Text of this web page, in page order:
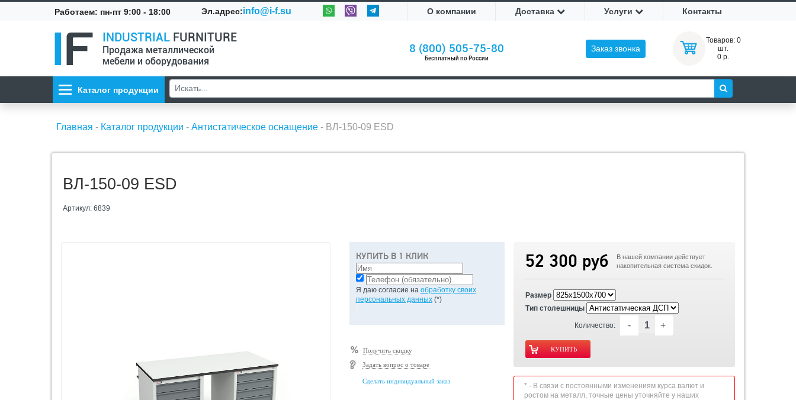
Работаем: пн-пт 9:00 - 18:00 Эл.адрес:info@i-f.su О компании Доставка Услуги Контакты
INDUSTRIAL FURNITURE
Продажа металлической
мебели и оборудования
8 (800) 505-75-80
Бесплатный по России
Заказ звонка
Товаров: 0
шт.
0 р.
Каталог продукции
Главная - Каталог продукции - Антистатическое оснащение - ВЛ-150-09 ESD
ВЛ-150-09 ESD
Артикул: 6839
КУПИТЬ В 1 КЛИК
Я даю согласие на обработку своих
персональных данных(*)
Получить скидку
Задать вопрос о товаре
Сделать индивидуальный заказ
52 300 руб
В нашей компании действует
накопительная система скидок.
Размер
Тип столешницы
Количество: - +
* - В связи с постоянными изменениям курса валют и
ростом на металл, точные цены уточняйте у наших